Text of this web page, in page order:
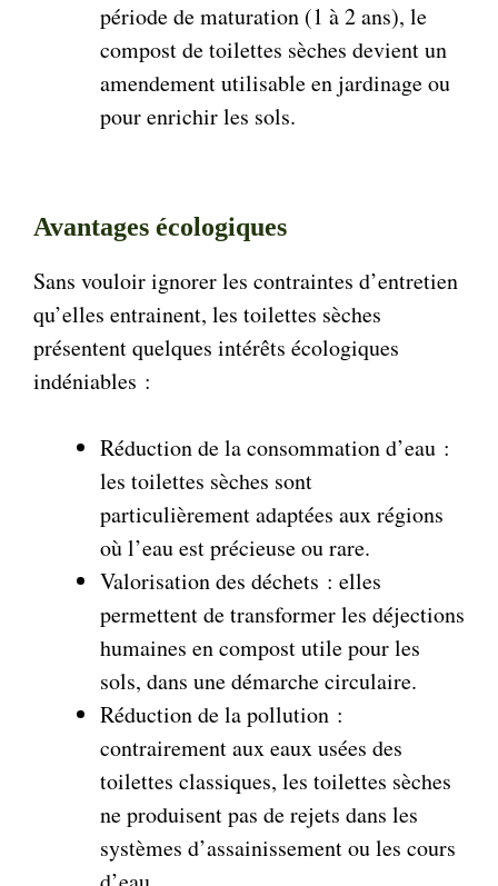
période de maturation (1 à 2 ans), le
compost de toilettes sèches devient un
amendement utilisable en jardinage ou
pour enrichir les sols.
Avantages écologiques
Sans vouloir ignorer les contraintes d’entretien
qu’elles entrainent, les toilettes sèches
présentent quelques intérêts écologiques
indéniables :
Réduction de la consommation d’eau :
les toilettes sèches sont
particulièrement adaptées aux régions
où l’eau est précieuse ou rare.
Valorisation des déchets : elles
permettent de transformer les déjections
humaines en compost utile pour les
sols, dans une démarche circulaire.
Réduction de la pollution :
contrairement aux eaux usées des
toilettes classiques, les toilettes sèches
ne produisent pas de rejets dans les
systèmes d’assainissement ou les cours